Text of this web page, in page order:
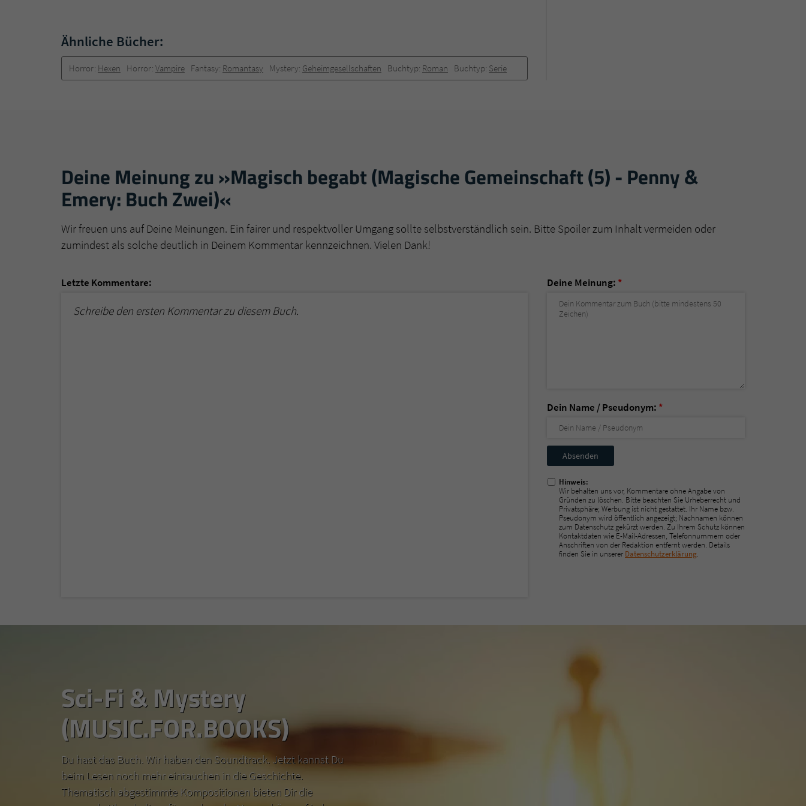
Ähnliche Bücher:
Horror: Hexen Horror: Vampire Fantasy: Romantasy Mystery: Geheimgesellschaften Buchtyp: Roman Buchtyp: Serie
Deine Meinung zu »Magisch begabt (Magische Gemeinschaft (5) - Penny &
Emery: Buch Zwei)«
Wir freuen uns auf Deine Meinungen. Ein fairer und respektvoller Umgang sollte selbstverständlich sein. Bitte Spoiler zum Inhalt vermeiden oder
zumindest als solche deutlich in Deinem Kommentar kennzeichnen. Vielen Dank!
Letzte Kommentare:
Schreibe den ersten Kommentar zu diesem Buch.
Deine Meinung: *
Dein Name / Pseudonym: *
Nicht
ausfüllen!
Hinweis:
Wir behalten uns vor, Kommentare ohne Angabe von
Gründen zu löschen. Bitte beachten Sie Urheberrecht und
Privatsphäre; Werbung ist nicht gestattet. Ihr Name bzw.
Pseudonym wird öffentlich angezeigt; Nachnamen können
zum Datenschutz gekürzt werden. Zu Ihrem Schutz können
Kontaktdaten wie E-Mail-Adressen, Telefonnummern oder
Anschriften von der Redaktion entfernt werden. Details
finden Sie in unserer Datenschutzerklärung.
Sci-Fi & Mystery
(MUSIC.FOR.BOOKS)
Du hast das Buch. Wir haben den Soundtrack. Jetzt kannst Du
beim Lesen noch mehr eintauchen in die Geschichte.
Thematisch abgestimmte Kompositionen bieten Dir die